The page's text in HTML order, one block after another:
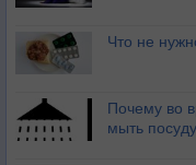
Что не
Почему во
мыть